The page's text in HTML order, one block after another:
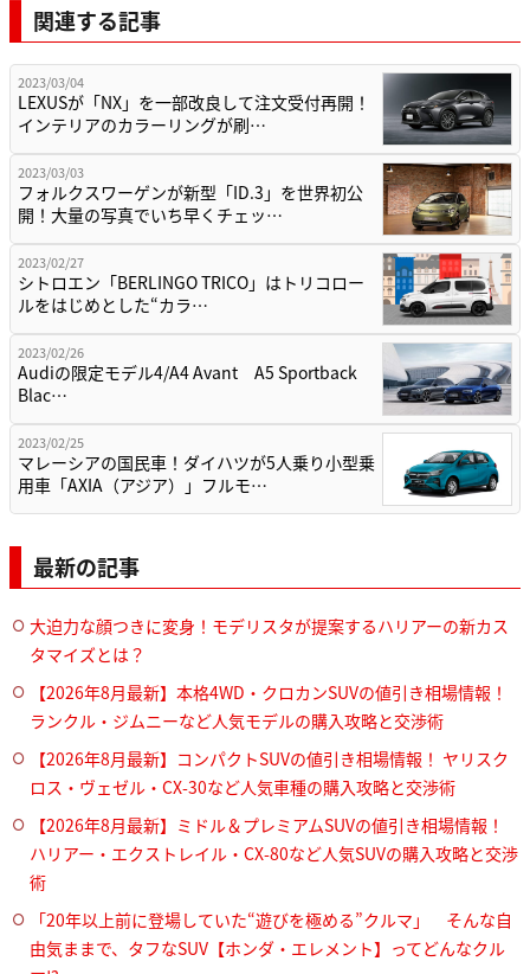
関連する記事
2023/03/04
LEXUSが「NX」を一部改良して注文受付再開！
インテリアのカラーリングが刷…
2023/03/03
フォルクスワーゲンが新型「ID.3」を世界初公
開！大量の写真でいち早くチェッ…
2023/02/27
シトロエン「BERLINGO TRICO」はトリコロー
ルをはじめとした“カラ…
2023/02/26
Audiの限定モデル4/A4 Avant A5 Sportback
Blac…
2023/02/25
マレーシアの国民車！ダイハツが5人乗り小型乗
用車「AXIA（アジア）」フルモ…
最新の記事
大迫力な顔つきに変身！モデリスタが提案するハリアーの新カス
タマイズとは？
【2026年8月最新】本格4WD・クロカンSUVの値引き相場情報！
ランクル・ジムニーなど人気モデルの購入攻略と交渉術
【2026年8月最新】コンパクトSUVの値引き相場情報！ ヤリスク
ロス・ヴェゼル・CX-30など人気車種の購入攻略と交渉術
【2026年8月最新】ミドル＆プレミアムSUVの値引き相場情報！
ハリアー・エクストレイル・CX-80など人気SUVの購入攻略と交渉
術
「20年以上前に登場していた“遊びを極める”クルマ」 そんな自
由気ままで、タフなSUV【ホンダ・エレメント】ってどんなクル